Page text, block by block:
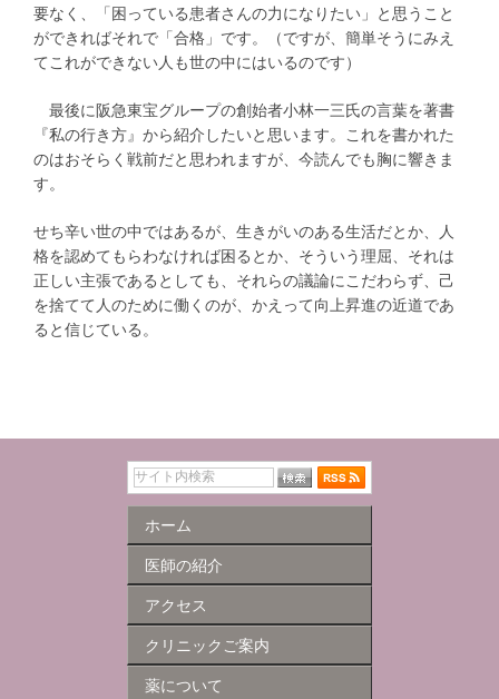
要なく、「困っている患者さんの力になりたい」と思うこと
ができればそれで「合格」です。（ですが、簡単そうにみえ
てこれができない人も世の中にはいるのです）
最後に阪急東宝グループの創始者小林一三氏の言葉を著書
『私の行き方』から紹介したいと思います。これを書かれた
のはおそらく戦前だと思われますが、今読んでも胸に響きま
す。
せち辛い世の中ではあるが、生きがいのある生活だとか、人
格を認めてもらわなければ困るとか、そういう理屈、それは
正しい主張であるとしても、それらの議論にこだわらず、己
を捨てて人のために働くのが、かえって向上昇進の近道であ
ると信じている。
ホーム
医師の紹介
アクセス
クリニックご案内
薬について